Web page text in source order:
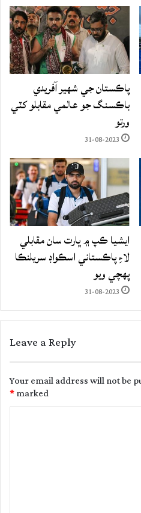
پاڪستان جي شهير آفريدي
باڪسنگ جو عالمي مقابلو کٽي
ورتو
31-08-2023
ايشيا ڪپ ۾ ڀارت سان مقابلي
لاءِ پاڪستاني اسڪواڊ سريلنڪا
پهچي ويو
31-08-2023
Leave a Reply
Your email address will not be
marked
*